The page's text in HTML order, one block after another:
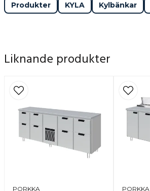
Produkter KYLA Kylbänkar
Liknande produkter
PORKKA
PORKKA